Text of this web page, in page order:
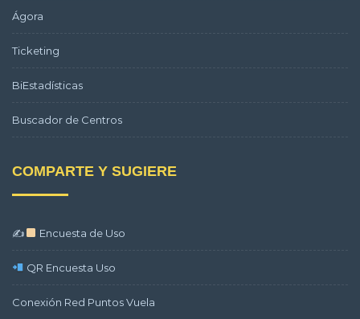
Ágora
Ticketing
BiEstadísticas
Buscador de Centros
COMPARTE Y SUGIERE
✍ Encuesta de Uso
QR Encuesta Uso
Conexión Red Puntos Vuela